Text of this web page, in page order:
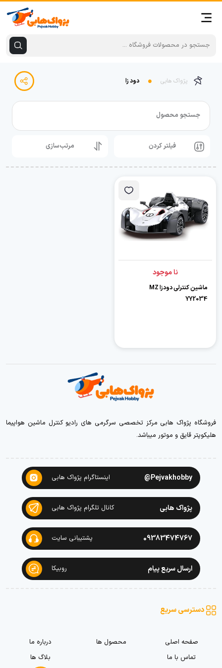
پژواک هابی دود زا
جستجو محصول
فیلتر کردن مرتب‌سازی
نا موجود
ماشین کنترلی دودزا MZ
YY2034
فروشگاه پژواک هابی مرکز تخصصی سرگرمی های رادیو کنترل ماشین هواپیما
هلیکوپتر قایق و موتور میباشد.
Pejvakhobby@ اینستاگرام پژواک هابی
پژواک هابی کانال تلگرام پژواک هابی
09383474767 پشتیبانی سایت
ارسال سریع پیام روبیکا
دسترسی سریع
صفحه اصلی محصول ها
درباره ما
تماس با ما
بلاگ ها